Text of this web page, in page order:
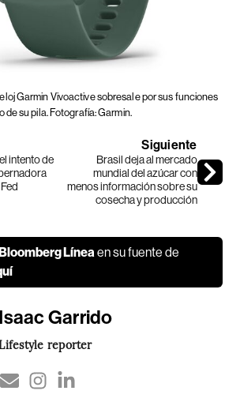
Garmin Vivoactive sobresale por sus funciones
de su pila. Fotografía: Garmin.
intento de
Siguiente
Brasil deja al mercado
mundial del azúcar con
menos información sobre su
cosecha y producción
Bloomberg Líneaen su fuente de
Isaac Garrido
reporter